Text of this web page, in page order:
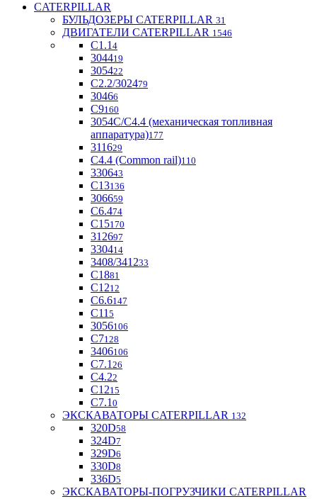
CATERPILLAR
БУЛЬДОЗЕРЫ CATERPILLAR 31
ДВИГАТЕЛИ CATERPILLAR 1546
C1.1 4
304419
305422
С2.2/302479
30466
С9160
3054С/С4.4 (механическая топливная
аппаратура)177
311629
С4.4 (Common rail)110
330643
С13136
306659
С6.474
С15170
312697
330414
3408/341233
С1881
C1212
С6.6147
C11 5
3056106
С7128
3406106
C7.1 26
C4.22
С1215
С7.1 0
ЭКСКАВАТОРЫ CATERPILLAR 132
320D58
324D7
329D6
330D8
336D5
ЭКСКАВАТОРЫ-ПОГРУЗЧИКИ CATERPILLAR